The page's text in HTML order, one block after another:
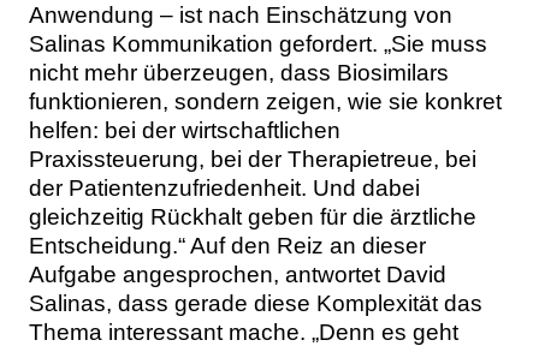
Anwendung – ist nach Einschätzung von
Salinas Kommunikation gefordert. „Sie muss
nicht mehr überzeugen, dass Biosimilars
funktionieren, sondern zeigen, wie sie konkret
helfen: bei der wirtschaftlichen
Praxissteuerung, bei der Therapietreue, bei
der Patientenzufriedenheit. Und dabei
gleichzeitig Rückhalt geben für die ärztliche
Entscheidung.“ Auf den Reiz an dieser
Aufgabe angesprochen, antwortet David
Salinas, dass gerade diese Komplexität das
Thema interessant mache. „Denn es geht